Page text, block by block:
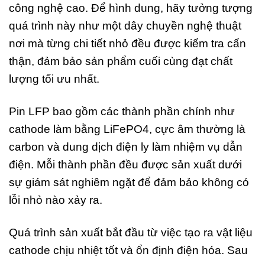
công nghệ cao. Để hình dung, hãy tưởng tượng
quá trình này như một dây chuyền nghệ thuật
nơi mà từng chi tiết nhỏ đều được kiểm tra cẩn
thận, đảm bảo sản phẩm cuối cùng đạt chất
lượng tối ưu nhất.
Pin LFP bao gồm các thành phần chính như
cathode làm bằng LiFePO4, cực âm thường là
carbon và dung dịch điện ly làm nhiệm vụ dẫn
điện. Mỗi thành phần đều được sản xuất dưới
sự giám sát nghiêm ngặt để đảm bảo không có
lỗi nhỏ nào xảy ra.
Quá trình sản xuất bắt đầu từ việc tạo ra vật liệu
cathode chịu nhiệt tốt và ổn định điện hóa. Sau